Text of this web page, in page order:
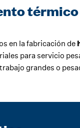
en la fabricación de
para servicio
grandes o